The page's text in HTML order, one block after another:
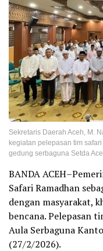
Sekretaris Daerah Aceh, M.
kegiatan pelepasan tim
gedung serbaguna Setda
BANDA
Safari Ramadhan
dengan masyarakat,
bencana. Pelepasan
Aula Serbaguna
(27/2/2026).